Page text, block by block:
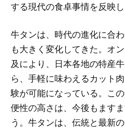
する現代の食卓事情を反映し
牛タンは、時代の進化に合
も大きく変化してきた。オ
及により、日本各地の特産
ら、手軽に味わえるカット
験が可能になっている。こ
便性の高さは、今後もます
う。牛タンは、伝統と最新